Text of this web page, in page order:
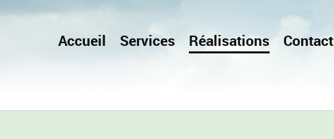
Accueil Services Réalisations Contact